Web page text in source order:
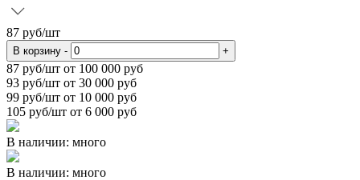
87 руб/шт
В корзину - +
87 руб/шт от 100 000 руб
93 руб/шт от 30 000 руб
99 руб/шт от 10 000 руб
105 руб/шт от 6 000 руб
В наличии: много
В наличии: много